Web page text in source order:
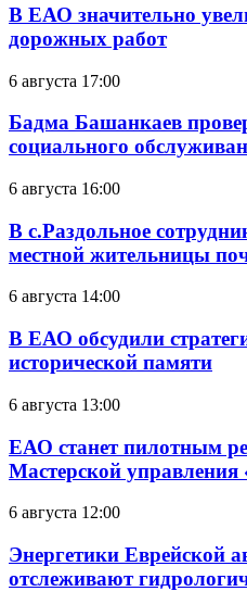
В ЕАО значительно
дорожных работ
6 августа 17:00
Бадма Башанкаев
социального
6 августа 16:00
В с.Раздольное
местной жительницы
6 августа 14:00
В ЕАО обсудили
исторической памяти
6 августа 13:00
ЕАО станет пилотным
Мастерской управления
6 августа 12:00
Энергетики Еврейской
отслеживают